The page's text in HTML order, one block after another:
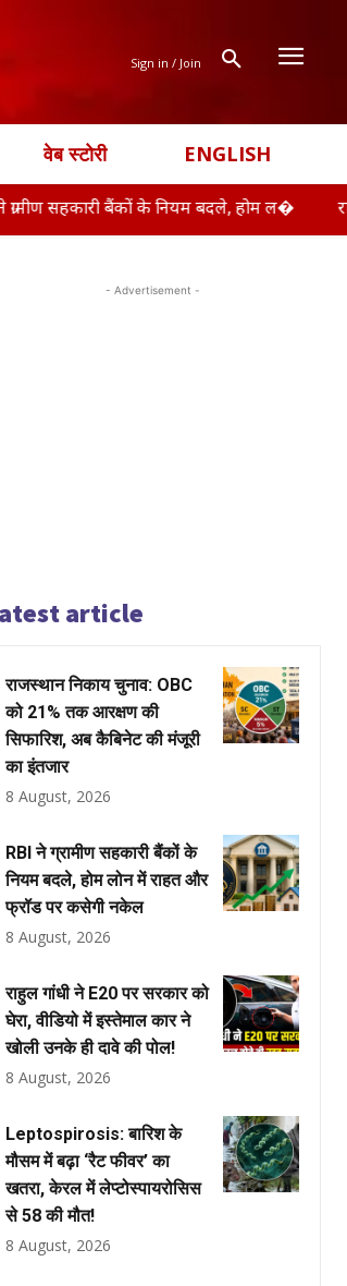
Sign in / Join
वेब स्टोरी ENGLISH
बैंकों के नियम बदले, होम ल� राहुल गांधी ने
- Advertisement -
article
राजस्थान निकाय चुनाव: OBC
को 21% तक आरक्षण की
सिफारिश, अब कैबिनेट की मंजूरी
का इंतजार
8 August, 2026
RBI ने ग्रामीण सहकारी बैंकों के
नियम बदले, होम लोन में राहत और
फ्रॉड पर कसेगी नकेल
8 August, 2026
राहुल गांधी ने E20 पर सरकार को
घेरा, वीडियो में इस्तेमाल कार ने
खोली उनके ही दावे की पोल!
8 August, 2026
Leptospirosis: बारिश के
मौसम में बढ़ा ‘रैट फीवर’ का
खतरा, केरल में लेप्टोस्पायरोसिस
से 58 की मौत!
8 August, 2026